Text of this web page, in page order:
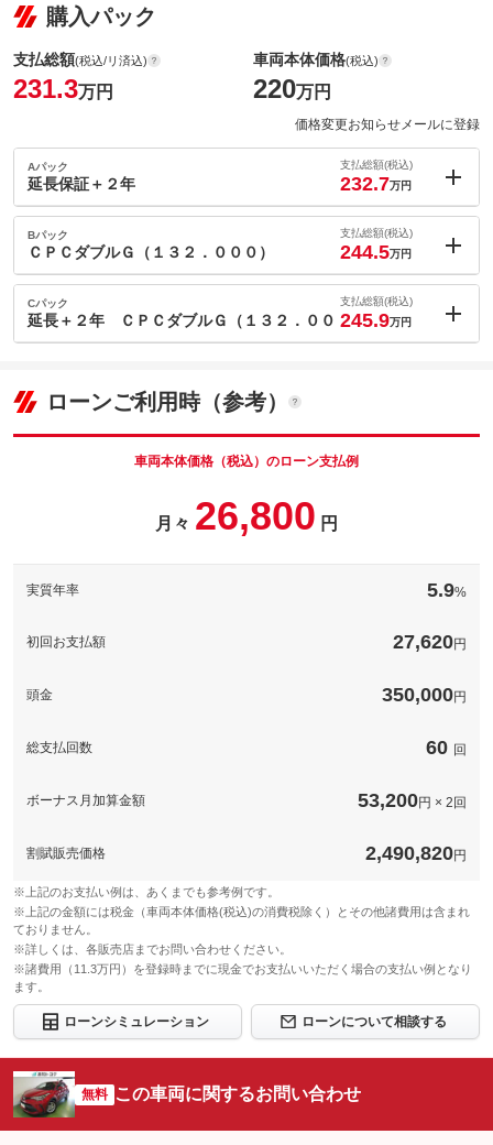
購入パック
支払総額(税込/リ済込)
231.3万円
車両本体価格(税込)
220万円
価格変更お知らせメールに登録
Aパック
延長保証＋２年
支払総額(税込)
232.7万円
内：オプシ
ョン価格
(税込)
車両本体価
220万円
このパックの見積もり依頼（無料）
Bパック
ＣＰＣダブルＧ（１３２．０００）
支払総額(税込)
244.5万円
内：オプシ
ョン価格
(税込)
車両本体価
パック内容
Cパック
延長＋２年 ＣＰＣダブルＧ（１３２．００
支払総額(税込)
245.9万円
車両本体価
220
備考
ローンご利用時（参考）
車両本体価格（税込）のローン支払例
月々 26,800 円
実質年率 5.9%
初回お支払額 27,620円
頭金 350,000円
総支払回数 60 回
ボーナス月加算金額 53,200円 × 2回
割賦販売価格 2,490,820円
※上記のお支払い例は、あくまでも参考例です。
※上記の金額には税金（車両本体価格(税込)の消費税除く）とその他諸費用は含まれ
ておりません。
※詳しくは、各販売店までお問い合わせください。
※諸費用（11.3万円）を登録時までに現金でお支払いいただく場合の支払い例となり
ます。
ローンシミュレーション ローンについて相談する
無料 この車両に関するお問い合わせ